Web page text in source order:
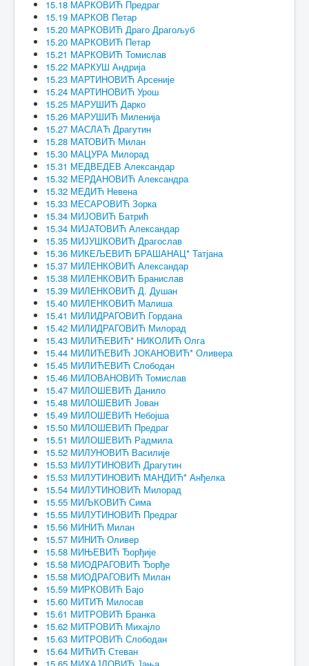
15.18 МАРКОВИЋ Предраг
15.19 МАРКОВ Петар
15.20 МАРКОВИЋ Драго Драгољуб
15.20 МАРКОВИЋ Петар
15.21 МАРКОВИЋ Томислав
15.22 МАРКУШ Андрија
15.23 МАРТИНОВИЋ Арсеније
15.24 МАРТИНОВИЋ Урош
15.25 МАРУШИЋ Дарко
15.26 МАРУШИЋ Миленија
15.27 МАСЛАЋ Драгутин
15.28 МАТОВИЋ Милан
15.30 МАЦУРА Милорад
15.31 МЕДВЕДЕВ Александар
15.32 МЕРДАНОВИЋ Александра
15.32 МЕДИЋ Невена
15.33 МЕСАРОВИЋ Зорка
15.34 МИЈОВИЋ Батрић
15.34 МИЈАТОВИЋ Александар
15.35 МИЈУШКОВИЋ Драгослав
15.36 МИКЕЉЕВИЋ БРАШАНАЦ* Татјана
15.37 МИЛЕНКОВИЋ Александар
15.38 МИЛЕНКОВИЋ Бранислав
15.39 МИЛЕНКОВИЋ Д. Душан
15.40 МИЛЕНКОВИЋ Малиша
15.41 МИЛИДРАГОВИЋ Гордана
15.42 МИЛИДРАГОВИЋ Милорад
15.43 МИЛИЋЕВИЋ* НИКОЛИЋ Олга
15.44 МИЛИЋЕВИЋ ЈОКАНОВИЋ* Оливера
15.45 МИЛИЋЕВИЋ Слободан
15.46 МИЛОВАНОВИЋ Томислав
15.47 МИЛОШЕВИЋ Данило
15.48 МИЛОШЕВИЋ Јован
15.49 МИЛОШЕВИЋ Небојша
15.50 МИЛОШЕВИЋ Предраг
15.51 МИЛОШЕВИЋ Радмила
15.52 МИЛУНОВИЋ Василије
15.53 МИЛУТИНОВИЋ Драгутин
15.53 МИЛУТИНОВИЋ МАНДИЋ* Анђелка
15.54 МИЛУТИНОВИЋ Милорад
15.55 МИЉКОВИЋ Сима
15.55 МИЛУТИНОВИЋ Предраг
15.56 МИНИЋ Милан
15.57 МИНИЋ Оливер
15.58 МИЊЕВИЋ Ђорђије
15.58 МИОДРАГОВИЋ Ђорђе
15.58 МИОДРАГОВИЋ Милан
15.59 МИРКОВИЋ Бајо
15.60 МИТИЋ Милосав
15.61 МИТРОВИЋ Бранка
15.62 МИТРОВИЋ Михајло
15.63 МИТРОВИЋ Слободан
15.64 МИЋИЋ Стеван
15.65 МИХАЈЛОВИЋ Јања